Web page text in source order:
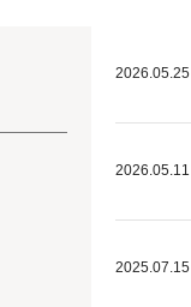
2026.05.25
2026.05.11
2025.07.15